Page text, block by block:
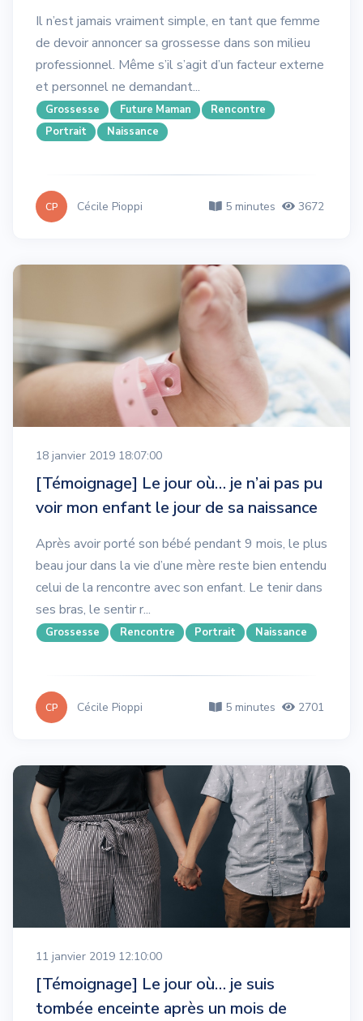
Il n’est jamais vraiment simple, en tant que femme
de devoir annoncer sa grossesse dans son milieu
professionnel. Même s’il s’agit d’un facteur externe
et personnel ne demandant...
Grossesse Future Maman
Rencontre
Portrait
Naissance
CP Cécile Pioppi 5 minutes 3672
18 janvier 2019 18:07:00
[Témoignage] Le jour où… je n’ai pas pu
voir mon enfant le jour de sa naissance
Après avoir porté son bébé pendant 9 mois, le plus
beau jour dans la vie d’une mère reste bien entendu
celui de la rencontre avec son enfant. Le tenir dans
ses bras, le sentir r...
Grossesse Rencontre Portrait Naissance
CP Cécile Pioppi 5 minutes 2701
11 janvier 2019 12:10:00
[Témoignage] Le jour où… je suis
tombée enceinte après un mois de